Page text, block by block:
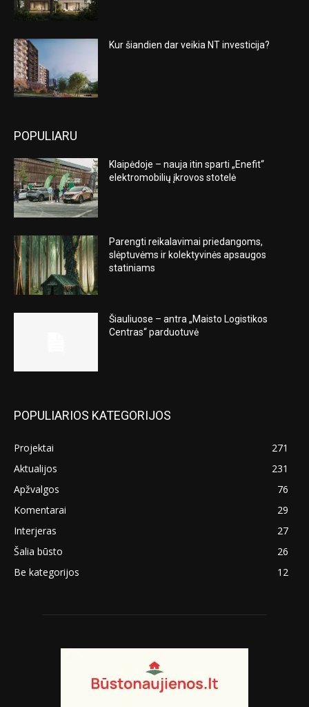
Kur šiandien dar veikia NT investicija?
POPULIARU
Klaipėdoje – nauja itin sparti „Enefit“
elektromobilių įkrovos stotelė
Parengti reikalavimai priedangoms,
slėptuvėms ir kolektyvinės apsaugos
statiniams
Šiauliuose – antra „Maisto Logistikos
Centras“ parduotuvė
POPULIARIOS KATEGORIJOS
Projektai
271
Aktualijos
231
Apžvalgos
76
Komentarai
29
Interjeras
27
Šalia būsto
26
Be kategorijos
12